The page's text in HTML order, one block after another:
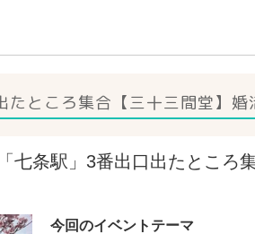
ところ集合【三十三間堂】 婚
七条駅」3番出口出たところ
今回のイベントテーマ